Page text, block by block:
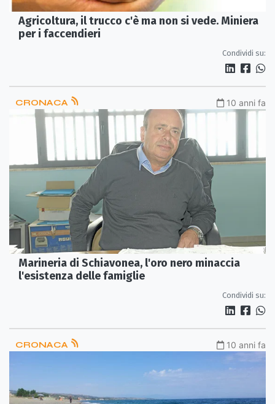
Agricoltura, il trucco c'è ma non si vede. Miniera
per i faccendieri
Condividi su:
CRONACA 10 anni fa
Marineria di Schiavonea, l'oro nero minaccia
l'esistenza delle famiglie
Condividi su:
CRONACA 10 anni fa